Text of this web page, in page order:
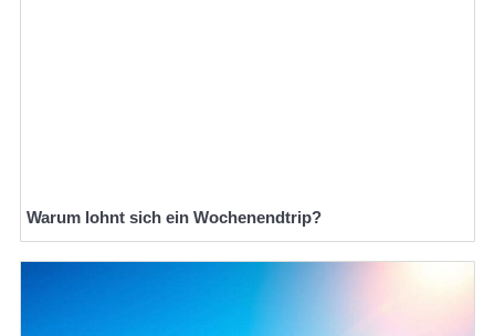
Warum lohnt sich ein Wochenendtrip?